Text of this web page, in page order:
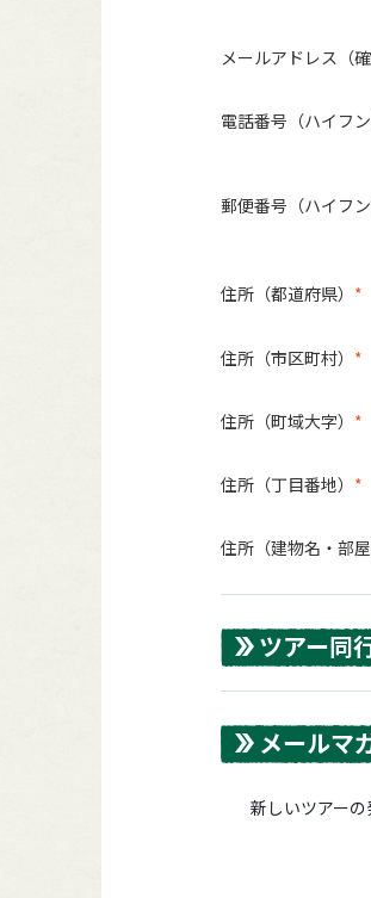
メールアドレス（確
電話番号（ハイフン
郵便番号（ハイフン
住所（都道府県）
住所（市区町村）
住所（町域大字）
住所（丁目番地）
住所（建物名・部屋
ツアー同
メールマ
新しいツアー